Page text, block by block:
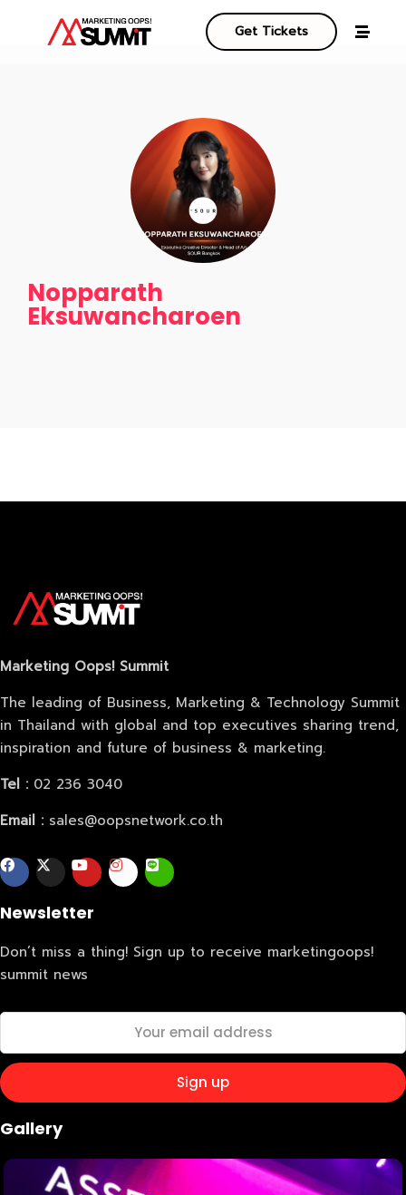
Get Tickets
Nopparath
Eksuwancharoen
Marketing Oops! Summit
The leading of Business, Marketing & Technology Summit
in Thailand with global and top executives sharing trend,
inspiration and future of business & marketing.
Tel : 02 236 3040
Email : sales@oopsnetwork.co.th
Newsletter
Don’t miss a thing! Sign up to receive marketingoops!
summit news
Gallery